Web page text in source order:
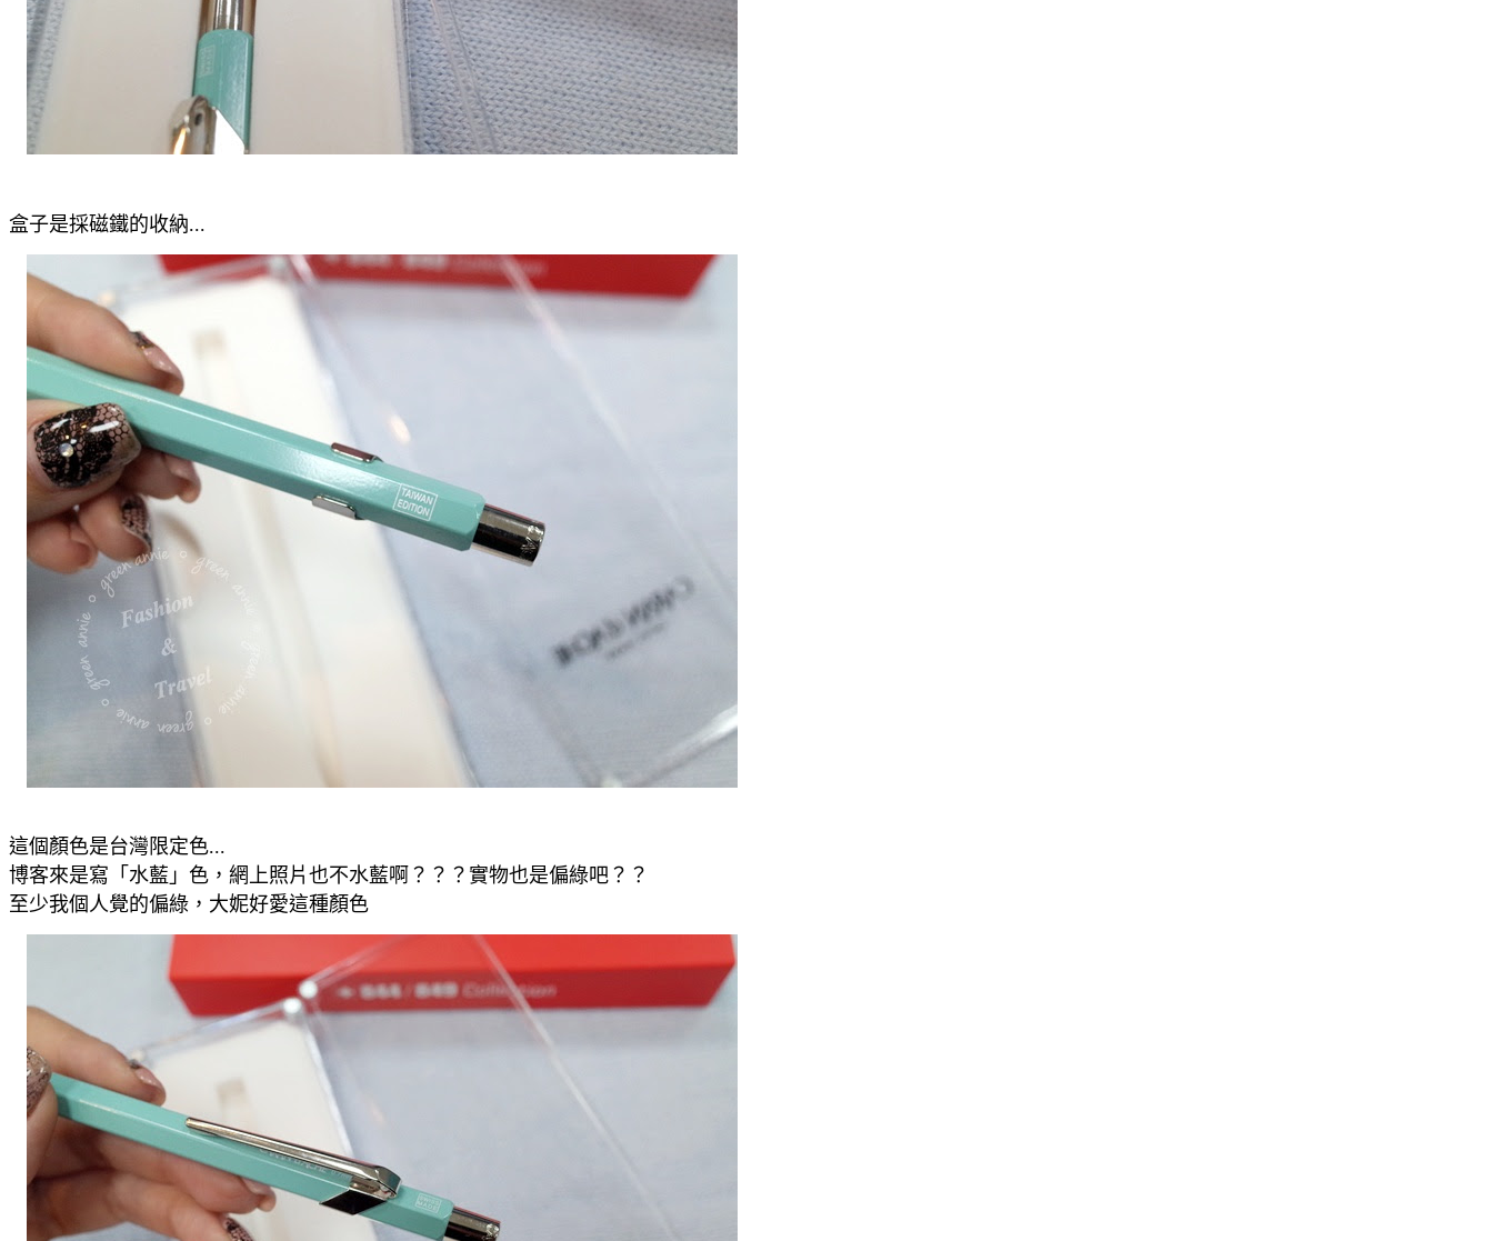
盒子是採磁鐵的收納...
這個顏色是台灣限定色...
博客來是寫「水藍」色，網上照片也不水藍啊？？？實物也是偏綠吧？？
至少我個人覺的偏綠，大妮好愛這種顏色